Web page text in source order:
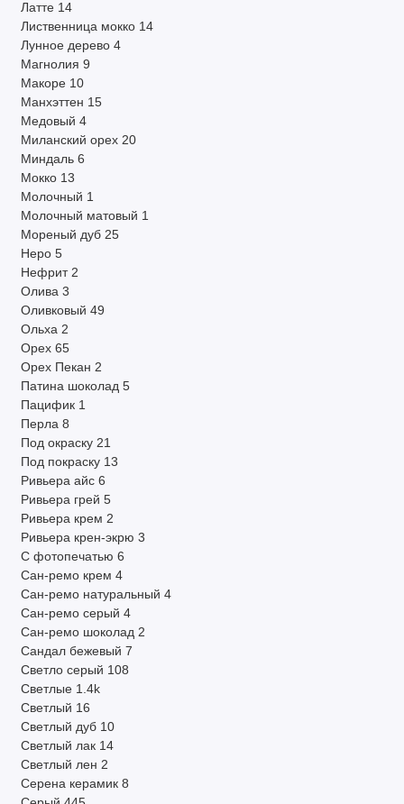
Латте 14
Лиственница мокко 14
Лунное дерево 4
Магнолия 9
Макоре 10
Манхэттен 15
Медовый 4
Миланский орех 20
Миндаль 6
Мокко 13
Молочный 1
Молочный матовый 1
Мореный дуб 25
Неро 5
Нефрит 2
Олива 3
Оливковый 49
Ольха 2
Орех 65
Орех Пекан 2
Патина шоколад 5
Пацифик 1
Перла 8
Под окраску 21
Под покраску 13
Ривьера айс 6
Ривьера грей 5
Ривьера крем 2
Ривьера крен-экрю 3
С фотопечатью 6
Сан-ремо крем 4
Сан-ремо натуральный 4
Сан-ремо серый 4
Сан-ремо шоколад 2
Сандал бежевый 7
Светло серый 108
Светлые 1.4k
Светлый 16
Светлый дуб 10
Светлый лак 14
Светлый лен 2
Серена керамик 8